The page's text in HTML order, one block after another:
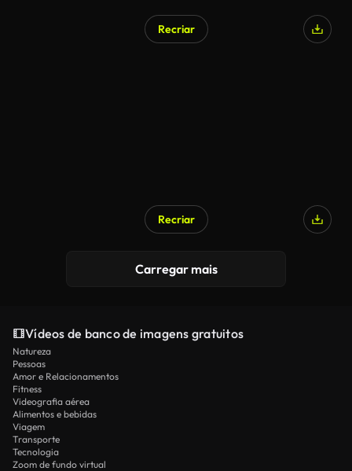
Recriar
Recriar
Carregar mais
Vídeos de banco de imagens gratuitos
Natureza
Pessoas
Amor e Relacionamentos
Fitness
Videografia aérea
Alimentos e bebidas
Viagem
Transporte
Tecnologia
Zoom de fundo virtual